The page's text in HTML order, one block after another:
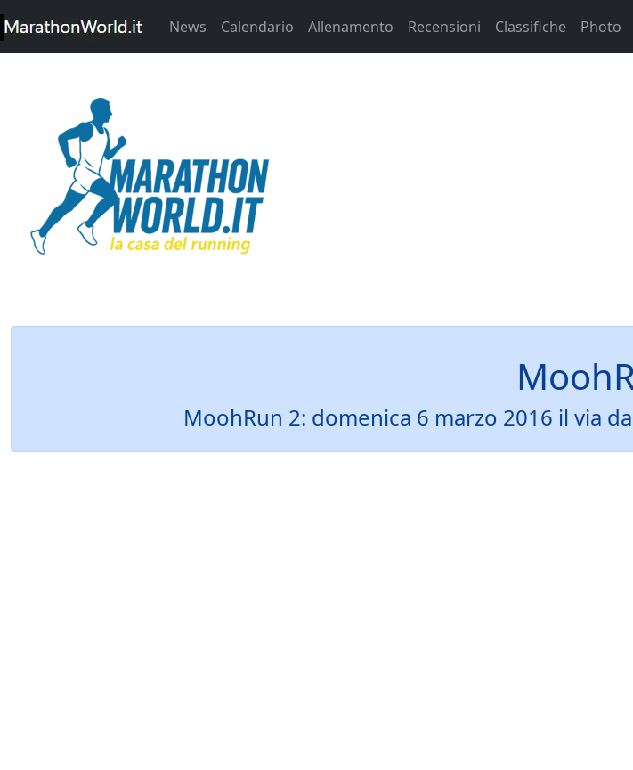
News Calendario Allenamento Recensioni Classifiche Photo
MoohRun 2: domenica 6 marzo 2016 il via